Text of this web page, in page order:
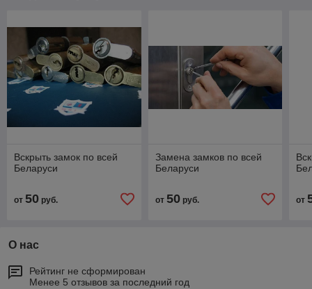
Вскрыть замок по всей
Беларуси
от 50 руб.
Замена замков по всей
Беларуси
от 50руб. от
О нас
Рейтинг не сформирован
Менее 5 отзывов за последний год